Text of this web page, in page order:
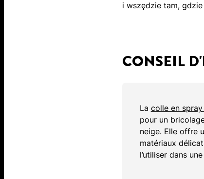
i wszędzie tam,
CONSEIL
La colle en
pour un
neige. Elle offre
matériaux
l’utiliser dans